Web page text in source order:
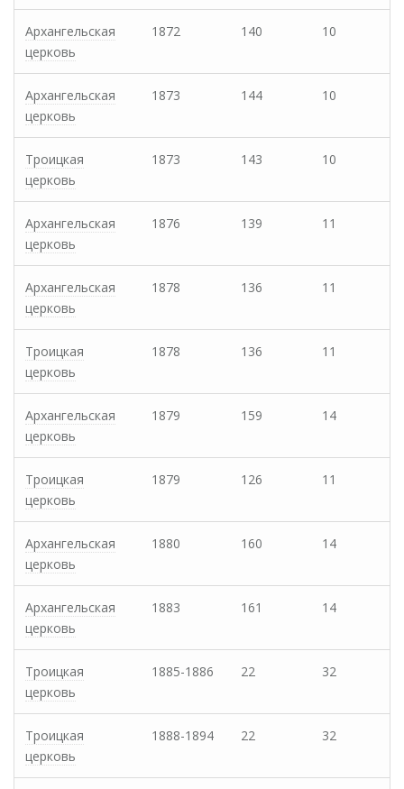
Архангельская
церковь
1872 140 10
Архангельская
церковь
1873 144 10
Троицкая
церковь
1873 143 10
Архангельская
церковь
1876 139 11
Архангельская
церковь
1878 136 11
Троицкая
церковь
1878 136 11
Архангельская
церковь
1879 159 14
Троицкая
церковь
1879 126 11
Архангельская
церковь
1880 160 14
Архангельская
церковь
1883 161 14
Троицкая
церковь
1885-1886 22 32
Троицкая
церковь
1888-1894 22 32